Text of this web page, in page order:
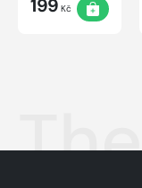
199 Kč